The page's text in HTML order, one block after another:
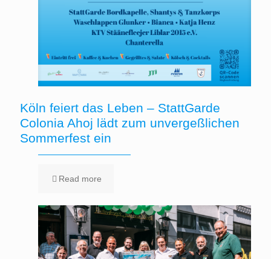
Köln feiert das Leben – StattGarde
Colonia Ahoj lädt zum unvergeßlichen
Sommerfest ein
Read more